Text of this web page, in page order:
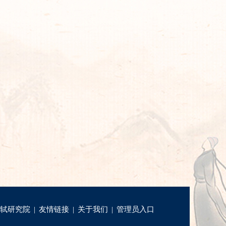
研究院 | 友情链接 | 关于我们 | 管理员入口